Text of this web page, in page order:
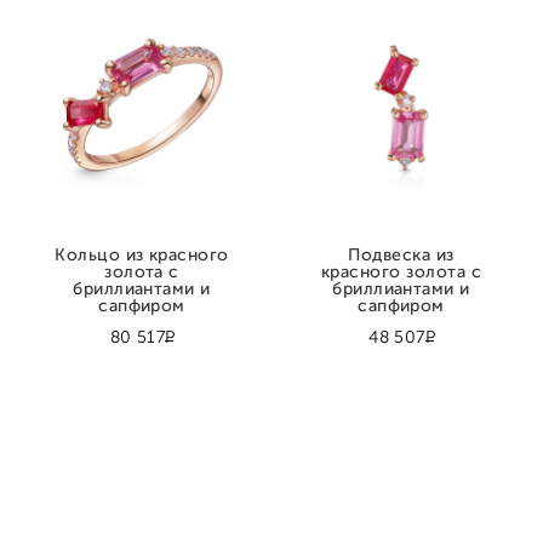
80 517Р
Кольцо из красного
золота с
бриллиантами и
сапфиром
48 507Р
Подвеска из
красного золота с
бриллиантами и
сапфиром